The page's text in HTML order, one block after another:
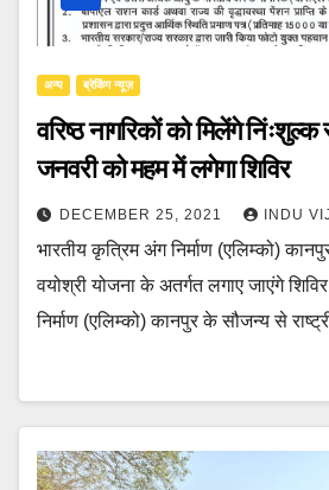
अन्य ब्रेकिंग न्यूज़
वरिष्ठ नागरिकों को मिलेंगे
जनवरी को महम में लगेगा शिविर
DECEMBER 25, 2021 INDU
भारतीय कृत्रिम अंग निर्माण (एलिम्को)
वयोश्री योजना के अतर्गत लगाए जाएंगे
निर्माण (एलिम्को) कानपुर के सौजन्य से